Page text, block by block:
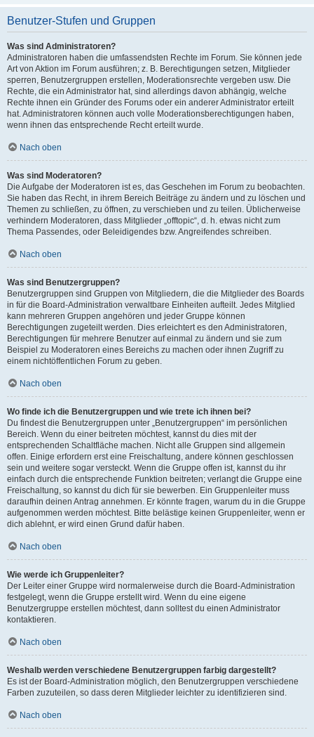
Benutzer-Stufen und Gruppen
Was sind Administratoren?
Administratoren haben die umfassendsten Rechte im Forum. Sie können jede
Art von Aktion im Forum ausführen; z. B. Berechtigungen setzen, Mitglieder
sperren, Benutzergruppen erstellen, Moderationsrechte vergeben usw. Die
Rechte, die ein Administrator hat, sind allerdings davon abhängig, welche
Rechte ihnen ein Gründer des Forums oder ein anderer Administrator erteilt
hat. Administratoren können auch volle Moderationsberechtigungen haben,
wenn ihnen das entsprechende Recht erteilt wurde.
Nach oben
Was sind Moderatoren?
Die Aufgabe der Moderatoren ist es, das Geschehen im Forum zu beobachten.
Sie haben das Recht, in ihrem Bereich Beiträge zu ändern und zu löschen und
Themen zu schließen, zu öffnen, zu verschieben und zu teilen. Üblicherweise
verhindern Moderatoren, dass Mitglieder „offtopic“, d. h. etwas nicht zum
Thema Passendes, oder Beleidigendes bzw. Angreifendes schreiben.
Nach oben
Was sind Benutzergruppen?
Benutzergruppen sind Gruppen von Mitgliedern, die die Mitglieder des Boards
in für die Board-Administration verwaltbare Einheiten aufteilt. Jedes Mitglied
kann mehreren Gruppen angehören und jeder Gruppe können
Berechtigungen zugeteilt werden. Dies erleichtert es den Administratoren,
Berechtigungen für mehrere Benutzer auf einmal zu ändern und sie zum
Beispiel zu Moderatoren eines Bereichs zu machen oder ihnen Zugriff zu
einem nichtöffentlichen Forum zu geben.
Nach oben
Wo finde ich die Benutzergruppen und wie trete ich ihnen bei?
Du findest die Benutzergruppen unter „Benutzergruppen“ im persönlichen
Bereich. Wenn du einer beitreten möchtest, kannst du dies mit der
entsprechenden Schaltfläche machen. Nicht alle Gruppen sind allgemein
offen. Einige erfordern erst eine Freischaltung, andere können geschlossen
sein und weitere sogar versteckt. Wenn die Gruppe offen ist, kannst du ihr
einfach durch die entsprechende Funktion beitreten; verlangt die Gruppe eine
Freischaltung, so kannst du dich für sie bewerben. Ein Gruppenleiter muss
daraufhin deinen Antrag annehmen. Er könnte fragen, warum du in die Gruppe
aufgenommen werden möchtest. Bitte belästige keinen Gruppenleiter, wenn er
dich ablehnt, er wird einen Grund dafür haben.
Nach oben
Wie werde ich Gruppenleiter?
Der Leiter einer Gruppe wird normalerweise durch die Board-Administration
festgelegt, wenn die Gruppe erstellt wird. Wenn du eine eigene
Benutzergruppe erstellen möchtest, dann solltest du einen Administrator
kontaktieren.
Nach oben
Weshalb werden verschiedene Benutzergruppen farbig dargestellt?
Es ist der Board-Administration möglich, den Benutzergruppen verschiedene
Farben zuzuteilen, so dass deren Mitglieder leichter zu identifizieren sind.
Nach oben